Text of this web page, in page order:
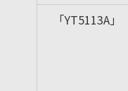
「YT5113A」